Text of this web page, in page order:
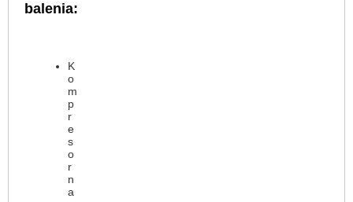
balenia:
K
o
m
p
r
e
s
o
r
n
a